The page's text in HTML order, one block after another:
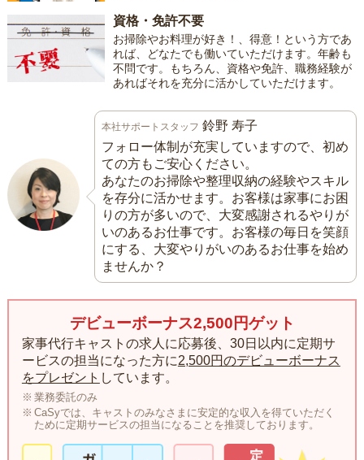
資格・免許不要
お掃除やお料理が好き！、得意！という方であ
れば、どなたでも働いていただけます。年齢も
不問です。もちろん、資格や免許、職務経験が
あればそれを充分に活かしていただけます。
本社サポートスタッフ 鈴野 寿子
フォロー体制が充実していますので、初め
ての方もご安心ください。
あなたのお掃除や整理収納の経験やスキル
を存分に活かせます。お客様は家事にお困
りの方が多いので、大変感謝されるやりが
いのあるお仕事です。お客様の毎日を笑顔
にする、大変やりがいのあるお仕事を始め
ませんか？
デビューボーナス2,500円ゲット
家事代行キャストの求人に応募後、30日以内に定期サ
ービスの担当になった方に2,500円のデビューボーナス
をプレゼント しています。
業務委託のみ
CaSyでは、キャストのみなさまに安定的な収入を得ていただく
ために定期サービスの担当になることを推奨しております。